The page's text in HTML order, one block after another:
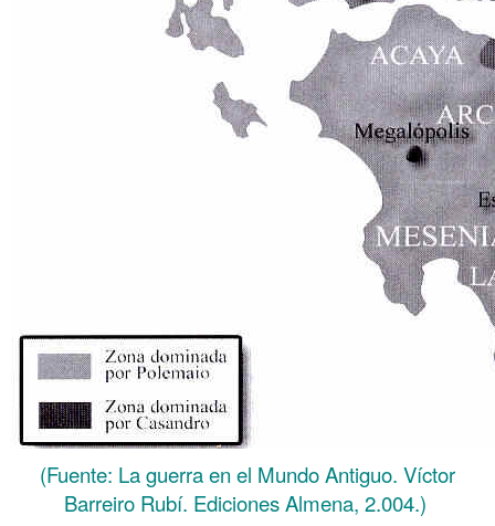
(Fuente: La guerra en el Mundo Antiguo. Víctor
Barreiro Rubí. Ediciones Almena, 2.004.)